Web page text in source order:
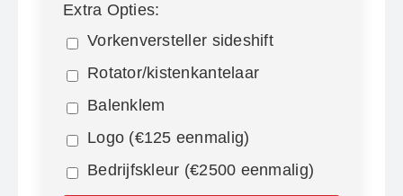
Extra Opties:
Vorkenversteller sideshift
Rotator/kistenkantelaar
Balenklem
Logo (€125 eenmalig)
Bedrijfskleur (€2500 eenmalig)